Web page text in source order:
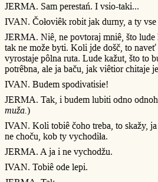
JERMA. Sam perestań. I vsio-taki...
IVAN. Čołoviêk robit jak durny, a ty vse
JERMA. Niê, ne povtoraj mniê, što lude
tak ne može byti. Koli jde došč, to
vyrostaje pôlna ruta. Lude kažut, što to
potrêbna, ale ja baču, jak viêtior chitaje
IVAN. Budem spodivatisie!
JERMA. Tak, i budem lubiti odno
muža. )
IVAN. Koli tobiê čoho treba, to skažy, ja
ne choču, kob ty vychodiła.
JERMA. A ja i ne vychodžu.
IVAN. Tobiê ode lepi.